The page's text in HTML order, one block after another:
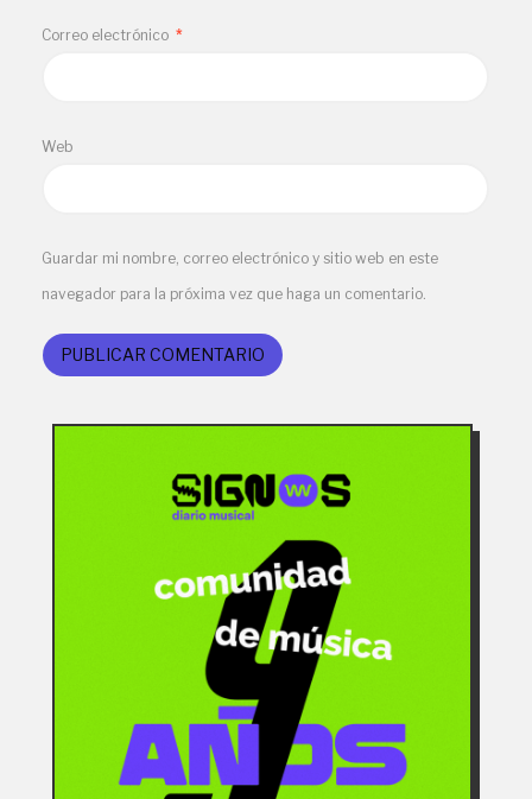
Correo electrónico *
Web
Guardar mi nombre, correo electrónico y sitio web en este
navegador para la próxima vez que haga un comentario.